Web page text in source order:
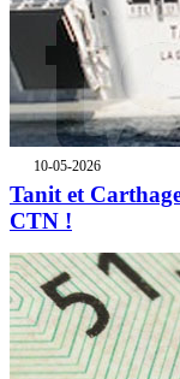
10-05-2026
Tanit et
CTN !